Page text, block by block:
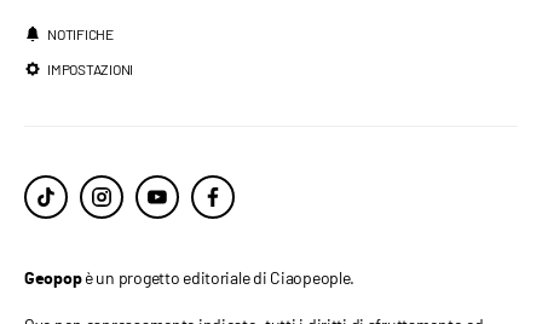
NOTIFICHE
IMPOSTAZIONI
Geopopè un progetto editoriale di Ciaopeople.